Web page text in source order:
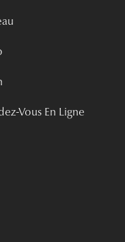
Vous En Ligne